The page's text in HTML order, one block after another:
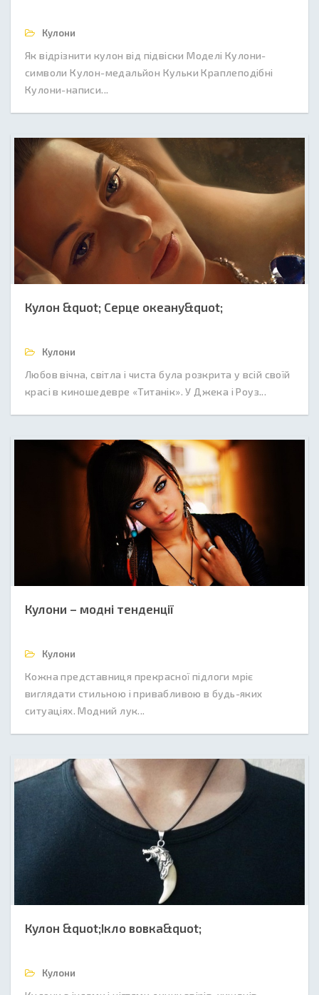
Кулони
Як відрізнити кулон від підвіски Моделі Кулони-
символи Кулон-медальйон Кульки Краплеподібні
Кулони-написи...
Кулон &quot; Серце океану&quot;
Кулони
Любов вічна, світла і чиста була розкрита у всій своїй
красі в киношедевре «Титанік». У Джека і Роуз...
Кулони – модні тенденції
Кулони
Кожна представниця прекрасної підлоги мріє
виглядати стильною і привабливою в будь-яких
ситуаціях. Модний лук...
Кулон &quot;Ікло вовка&quot;
Кулони